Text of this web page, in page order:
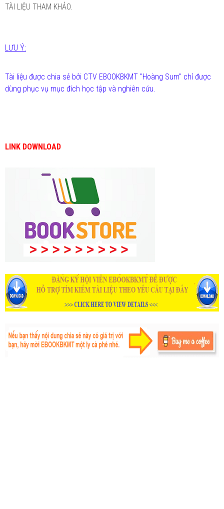
TÀI LIỆU THAM KHẢO.
LƯU Ý:
Tài liệu được chia sẻ bởi CTV EBOOKBKMT "Hoàng Sum" chỉ được
dùng phục vụ mục đích học tập và nghiên cứu.
LINK DOWNLOAD